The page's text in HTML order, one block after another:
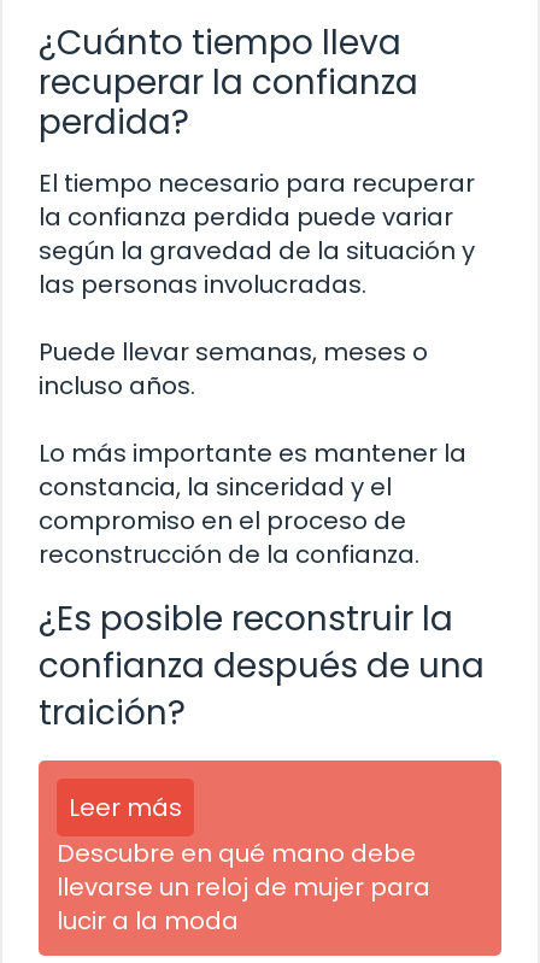
¿Cuánto tiempo lleva
recuperar la confianza
perdida?
El tiempo necesario para recuperar
la confianza perdida puede variar
según la gravedad de la situación y
las personas involucradas.
Puede llevar semanas, meses o
incluso años.
Lo más importante es mantener la
constancia, la sinceridad y el
compromiso en el proceso de
reconstrucción de la confianza.
¿Es posible reconstruir la
confianza después de una
traición?
Leer más
Descubre en qué mano debe
llevarse un reloj de mujer para
lucir a la moda